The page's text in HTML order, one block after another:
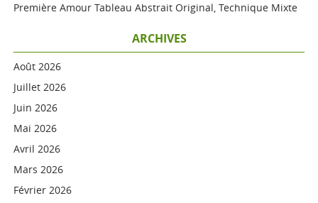
Première Amour Tableau Abstrait Original, Technique Mixte
ARCHIVES
Août 2026
Juillet 2026
Juin 2026
Mai 2026
Avril 2026
Mars 2026
Février 2026